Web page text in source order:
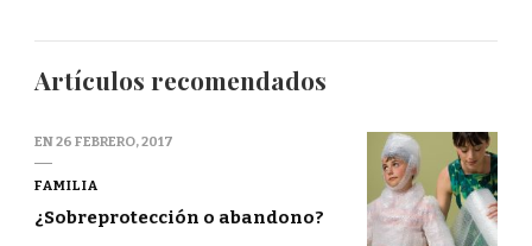
Artículos recomendados
EN26 FEBRERO, 2017
FAMILIA
¿Sobreprotección o abandono?